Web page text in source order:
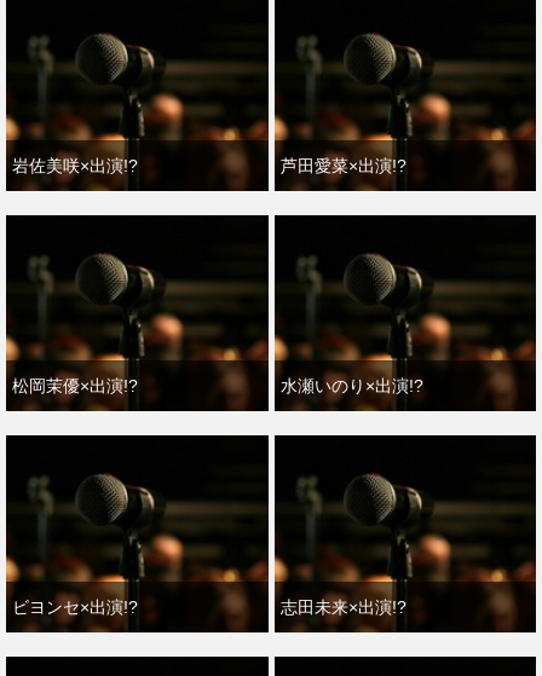
岩佐美咲×出演!? 芦田愛菜×出演!?
松岡茉優×出演!? 水瀬いのり×出演!?
ビヨンセ×出演!? 志田未来×出演!?